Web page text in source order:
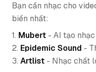
Bạn cần nhạc cho
biến nhất:
1. Mubert - AI tạo
2. Epidemic Sound -
3. Artlist - Nhạc chất